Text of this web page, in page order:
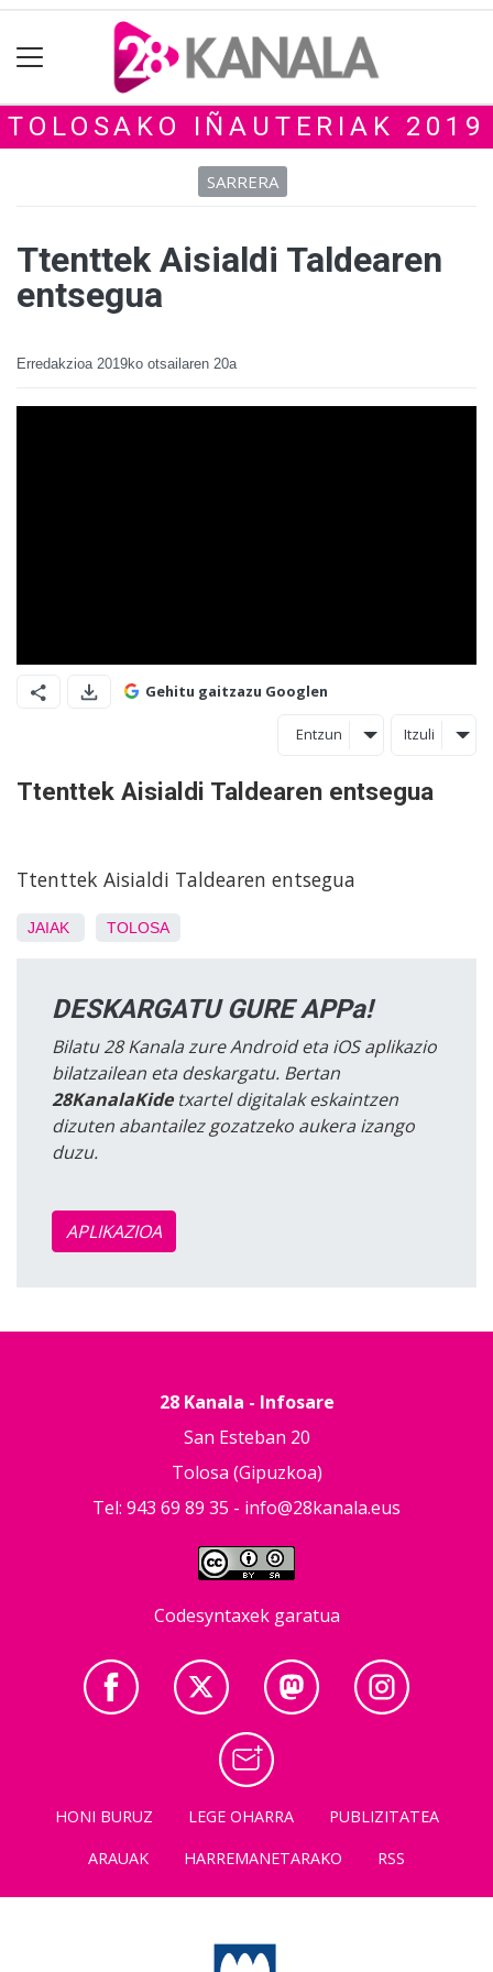
TOLOSAKO IÑAUTERIAK 2019
SARRERA
Ttenttek Aisialdi Taldearen
entsegua
Erredakzioa 2019ko otsailaren 20a
Gehitu gaitzazu Googlen
Entzun Itzuli
Ttenttek Aisialdi Taldearen entsegua
Ttenttek Aisialdi Taldearen entsegua
JAIAK TOLOSA
DESKARGATU GURE APPa!
Bilatu 28 Kanala zure Android eta iOS aplikazio
bilatzailean eta deskargatu. Bertan
28KanalaKidetxartel digitalak eskaintzen
dizuten abantailez gozatzeko aukera izango
duzu.
APLIKAZIOA
28 Kanala - Infosare
San Esteban 20
Tolosa (Gipuzkoa)
Tel: 943 69 89 35 - info@28kanala.eus
Codesyntaxek garatua
HONI BURUZ LEGE OHARRA
PUBLIZITATEA
ARAUAK
HARREMANETARAKO RSS